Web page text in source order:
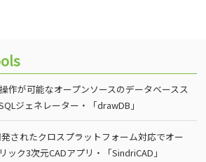
作が可能なオープンソースのデータベースス
ジェネレーター・「drawDB」
されたクロスプラットフォーム対応でオー
ック3次元CADアプリ・「SindriCAD」